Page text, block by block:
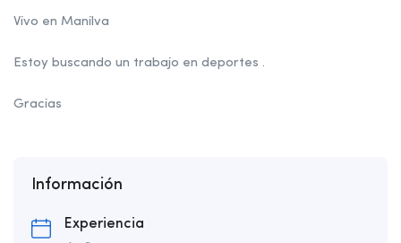
Vivo en Manilva
Estoy buscando un trabajo en deportes .
Gracias
Información
Experiencia